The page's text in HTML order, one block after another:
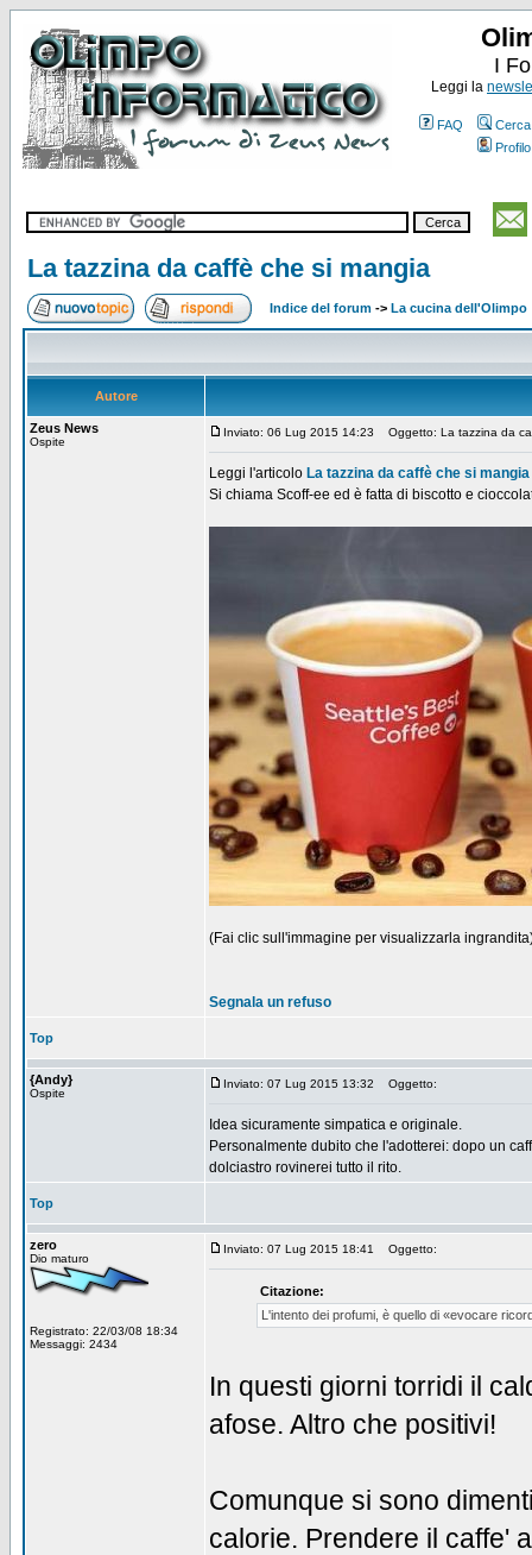
I
Leggi la
FAQ
Cerca
Profilo
La tazzina da caffè che si mangia
Indice del forum -> La cucina dell'Olimpo
Autore
Zeus News
Ospite
Inviato: 06 Lug 2015 14:23 Oggetto: La tazzina da
Leggi l'articolo La tazzina da caffè che si mangia
Si chiama Scoff-ee ed è fatta di biscotto e
(Fai clic sull'immagine per visualizzarla
Segnala un refuso
Top
{Andy}
Ospite
Inviato: 07 Lug 2015 13:32 Oggetto:
Idea sicuramente simpatica e originale.
Personalmente dubito che l'adotterei: dopo un
dolciastro rovinerei tutto il rito.
Top
zero
Dio maturo
Registrato: 22/03/08 18:34
Messaggi: 2434
Inviato: 07 Lug 2015 18:41 Oggetto:
Citazione:
L'intento dei profumi, è quello di «evocare
In questi giorni torridi il
afose. Altro che positivi!
Comunque si sono
calorie. Prendere il caffe'